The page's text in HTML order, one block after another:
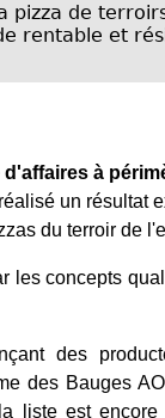
pizza de
rentable et
à
un résultat
du terroir de
les concepts
des
des Bauges
liste est